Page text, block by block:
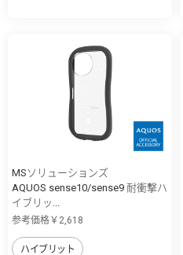
MSソリューションズ
AQUOS sense10/sense9 耐衝撃ハ
イブリッ...
参考価格￥2,618
ハイブリット